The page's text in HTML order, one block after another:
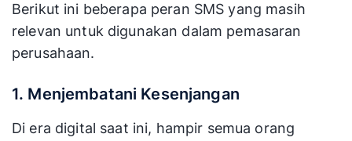
Berikut ini beberapa peran SMS yang masih
relevan untuk digunakan dalam pemasaran
perusahaan.
1. Menjembatani Kesenjangan
Di era digital saat ini, hampir semua orang